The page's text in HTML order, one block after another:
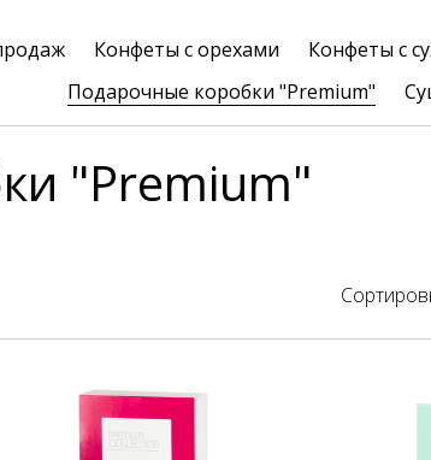
Конфеты с орехами Конфеты с
Подарочные коробки "Premium"
"Premium"